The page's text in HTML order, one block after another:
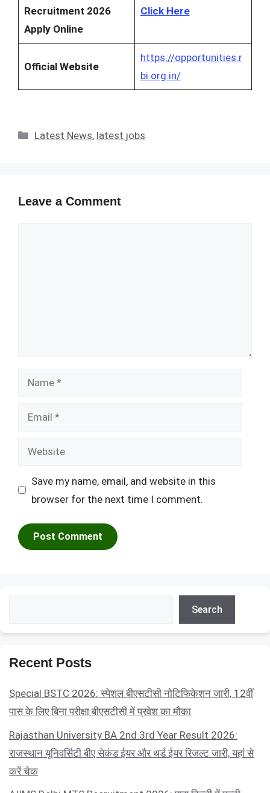
Recruitment 2026
Apply Online
Click Here
Official Website
https://opportunities.r
bi.org.in/
Categories
Latest News, latest jobs
Leave a Comment
Name
Email
Website
Save my name, email, and website in this
browser for the next time I comment.
Search
Recent Posts
Special BSTC 2026: स्पेशल बीएसटीसी नोटिफिकेशन जारी, 12वीं
पास के लिए बिना परीक्षा बीएसटीसी में प्रवेश का मौका
Rajasthan University BA 2nd 3rd Year Result 2026:
राजस्थान यूनिवर्सिटी बीए सेकंड ईयर और थर्ड ईयर रिजल्ट जारी, यहां से
करें चेक